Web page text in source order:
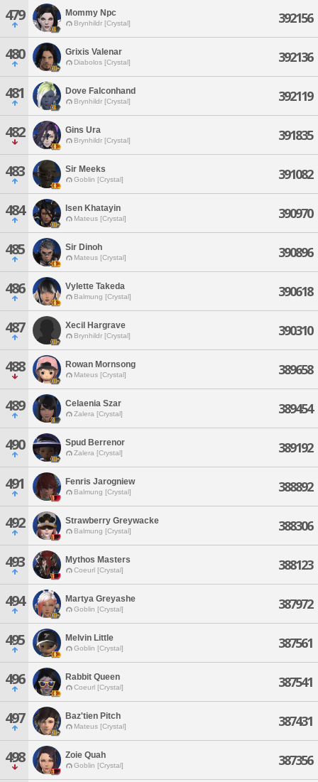
479 Mommy Npc
Brynhildr [Crystal] 392156
480 Grixis Valenar
Diabolos [Crystal] 392136
481 Dove Falconhand
Brynhildr [Crystal] 392119
482 Gins Ura
Brynhildr [Crystal] 391835
483 Sir Meeks
Goblin [Crystal] 391082
484 Isen Khatayin
Mateus [Crystal] 390970
485 Sir Dinoh
Mateus [Crystal] 390896
486 Vylette Takeda
Balmung [Crystal] 390618
487 Xecil Hargrave
Brynhildr [Crystal] 390310
488 Rowan Mornsong
Mateus [Crystal] 389658
489 Celaenia Szar
Zalera [Crystal] 389454
490 Spud Berrenor
Zalera [Crystal] 389192
491 Fenris Jarogniew
Balmung [Crystal] 388892
492 Strawberry Greywacke
Balmung [Crystal] 388306
493 Mythos Masters
Coeurl [Crystal] 388123
494 Martya Greyashe
Goblin [Crystal] 387972
495 Melvin Little
Goblin [Crystal] 387561
496 Rabbit Queen
Coeurl [Crystal] 387541
497 Baz'tien Pitch
Mateus [Crystal] 387431
498 Zoie Quah
Goblin [Crystal] 387356